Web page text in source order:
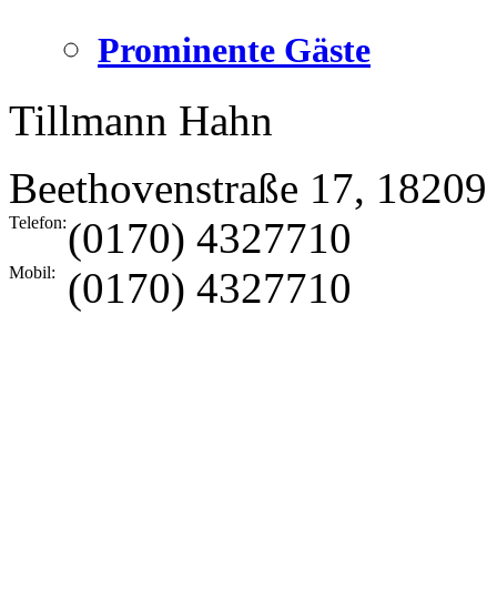
Prominente Gäste
Tillmann Hahn
Beethovenstraße 17, 18209
Telefon:(0170) 4327710
Mobil: (0170) 4327710